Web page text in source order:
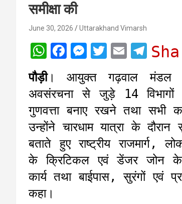
समीक्षा की
June 30, 2026 Uttarakhand Vimarsh
W
a
t
s
A
p
p
F
c
e
b
o
o
k
M
s
s
e
n
g
e
r
T
i
t
t
e
r
E
a
i
l
T
e
l
e
g
r
a
m
पौड़ी। आयुक्त गढ़वाल मंडल
अवसंरचना से जुड़े 14 विभागों
गुणवत्ता बनाए रखने तथा सभी
उन्होंने चारधाम यात्रा के
बताते हुए राष्ट्रीय राजमार्ग,
के क्रिटिकल एवं डेंजर जोन के
कार्य तथा बाईपास, सुरंगों एवं
कहा।